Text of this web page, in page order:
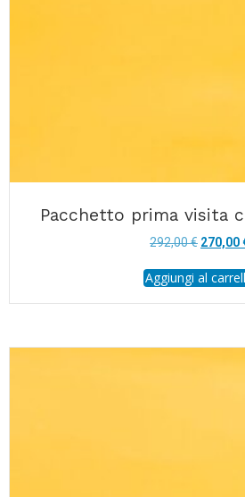
Pacchetto prima visita
292,00€ Il
originale
270,00
Aggiungi al